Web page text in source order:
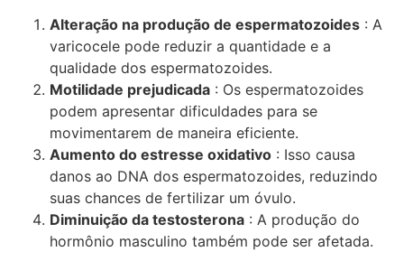
Alteração na produção de espermatozoides : A
varicocele pode reduzir a quantidade e a
qualidade dos espermatozoides.
Motilidade prejudicada : Os espermatozoides
podem apresentar dificuldades para se
movimentarem de maneira eficiente.
Aumento do estresse oxidativo : Isso causa
danos ao DNA dos espermatozoides, reduzindo
suas chances de fertilizar um óvulo.
Diminuição da testosterona : A produção do
hormônio masculino também pode ser afetada.